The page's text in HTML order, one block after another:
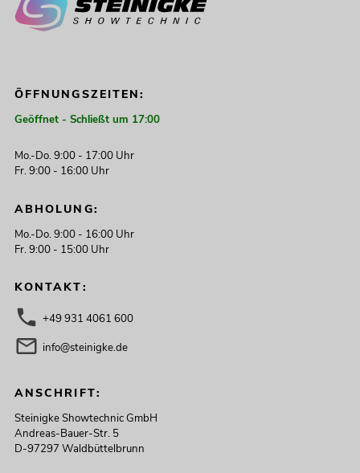
ÖFFNUNGSZEITEN:
Geöffnet - Schließt um 17:00
Mo.-Do. 9:00 - 17:00 Uhr
Fr. 9:00 - 16:00 Uhr
ABHOLUNG:
Mo.-Do. 9:00 - 16:00 Uhr
Fr. 9:00 - 15:00 Uhr
KONTAKT:
+49 931 4061 600
info@steinigke.de
ANSCHRIFT:
Steinigke Showtechnic GmbH
Andreas-Bauer-Str. 5
D-97297 Waldbüttelbrunn